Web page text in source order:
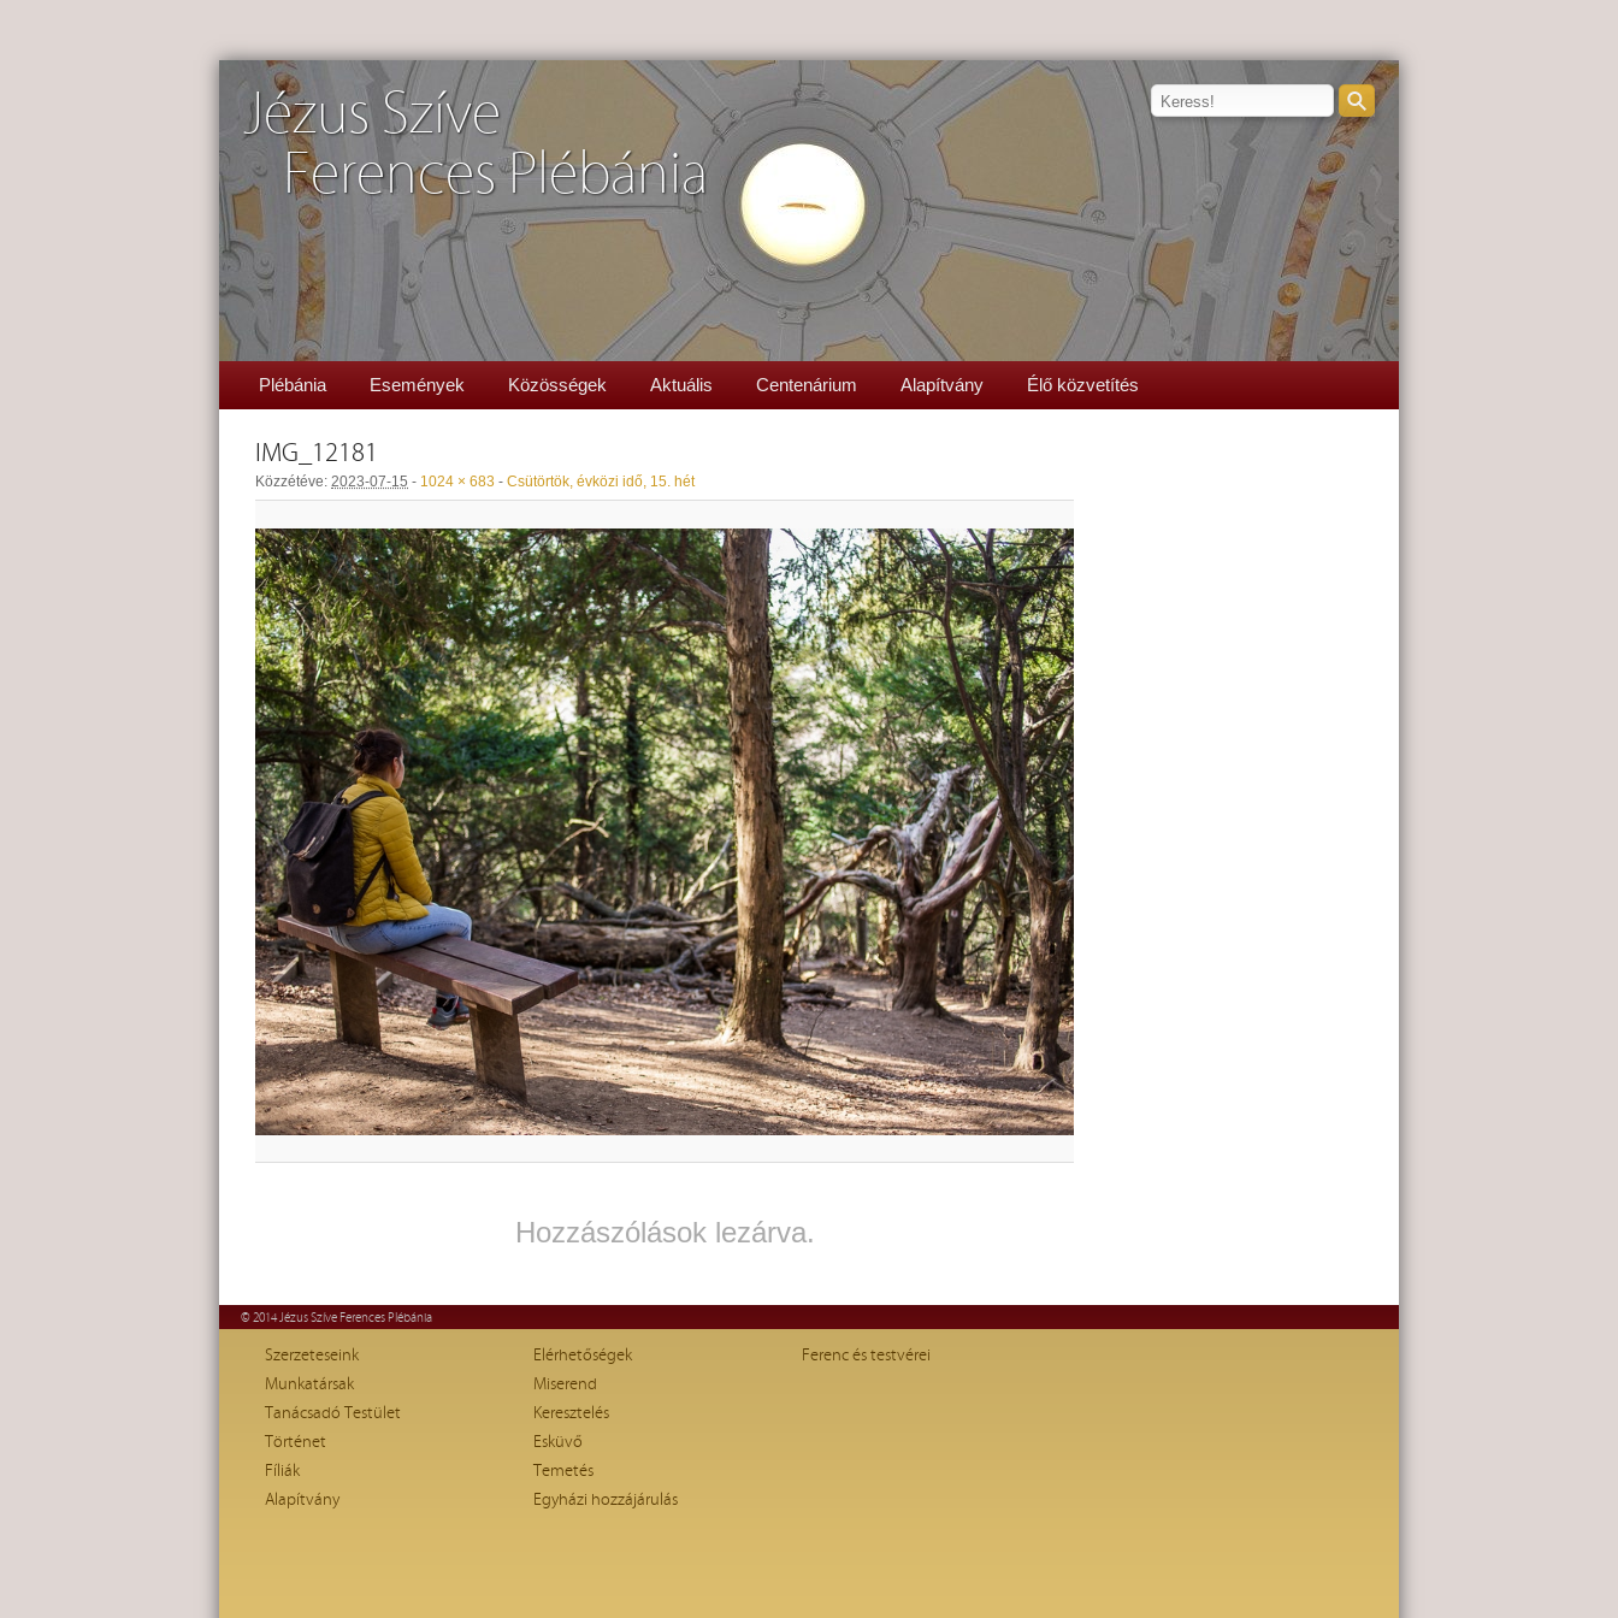
Jézus Szíve
Ferences Plébánia
Plébánia Események Közösségek Aktuális Centenárium Alapítvány Élő közvetítés
IMG_12181
Közzétéve: 2023-07-15 - 1024 × 683 - Csütörtök, évközi idő, 15. hét
Hozzászólások lezárva.
© 2014 Jézus Szíve Ferences Plébánia
Szerzeteseink
Munkatársak
Tanácsadó Testület
Történet
Fíliák
Alapítvány
Elérhetőségek
Miserend
Keresztelés
Esküvő
Temetés
Egyházi hozzájárulás
Ferenc és testvérei